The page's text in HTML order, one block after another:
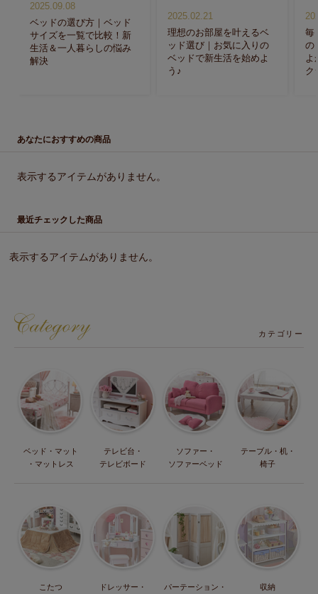
2025.09.08
ベッドの選び方｜ベッド
サイズを一覧で比較！新
生活＆一人暮らしの悩み
解決
2025.02.21
理想のお部屋を叶えるベ
ッド選び｜お気に入りの
ベッドで新生活を始めよ
う♪
毎
の
よ
ク
あなたにおすすめの商品
表示するアイテムがありません。
最近チェックした商品
表示するアイテムがありません。
カテゴリー
ベッド・マット
・マットレス
テレビ台・
テレビボード
ソファー・
ソファーベッド
テーブル・机・
椅子
こたつ
ドレッサー・
パーテーション・
収納